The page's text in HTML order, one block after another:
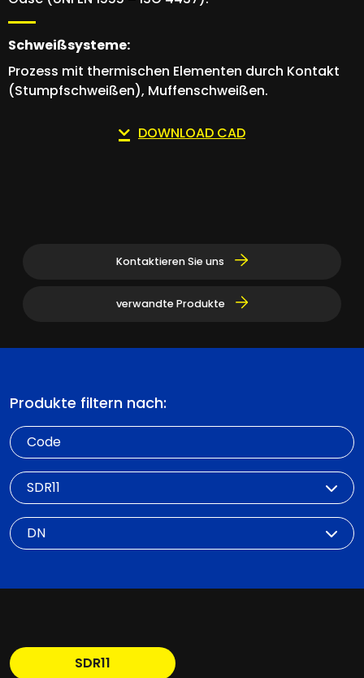
Schweißsysteme:
Prozess mit thermischen Elementen durch Kontakt
(Stumpfschweißen), Muffenschweißen.
DOWNLOAD CAD
Kontaktieren Sie uns
verwandte Produkte
Produkte filtern nach:
Code
SDR
DN
SDR11